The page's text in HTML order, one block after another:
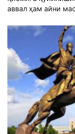
аввал ҳам айни